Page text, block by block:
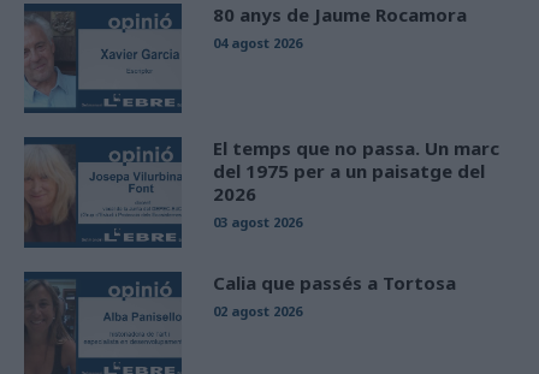
80 anys de Jaume Rocamora
04 agost 2026
El temps que no passa. Un marc
del 1975 per a un paisatge del
2026
03 agost 2026
Calia que passés a Tortosa
02 agost 2026